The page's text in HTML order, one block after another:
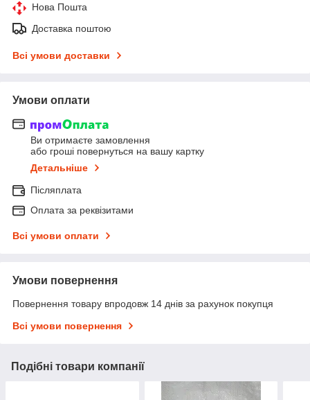
Нова Пошта
Доставка поштою
Всі умови доставки
Умови оплати
Ви отримаєте замовлення
або гроші повернуться на вашу картку
Детальніше
Післяплата
Оплата за реквізитами
Всі умови оплати
Умови повернення
Повернення товару впродовж 14 днів за рахунок покупця
Всі умови повернення
Подібні товари компанії